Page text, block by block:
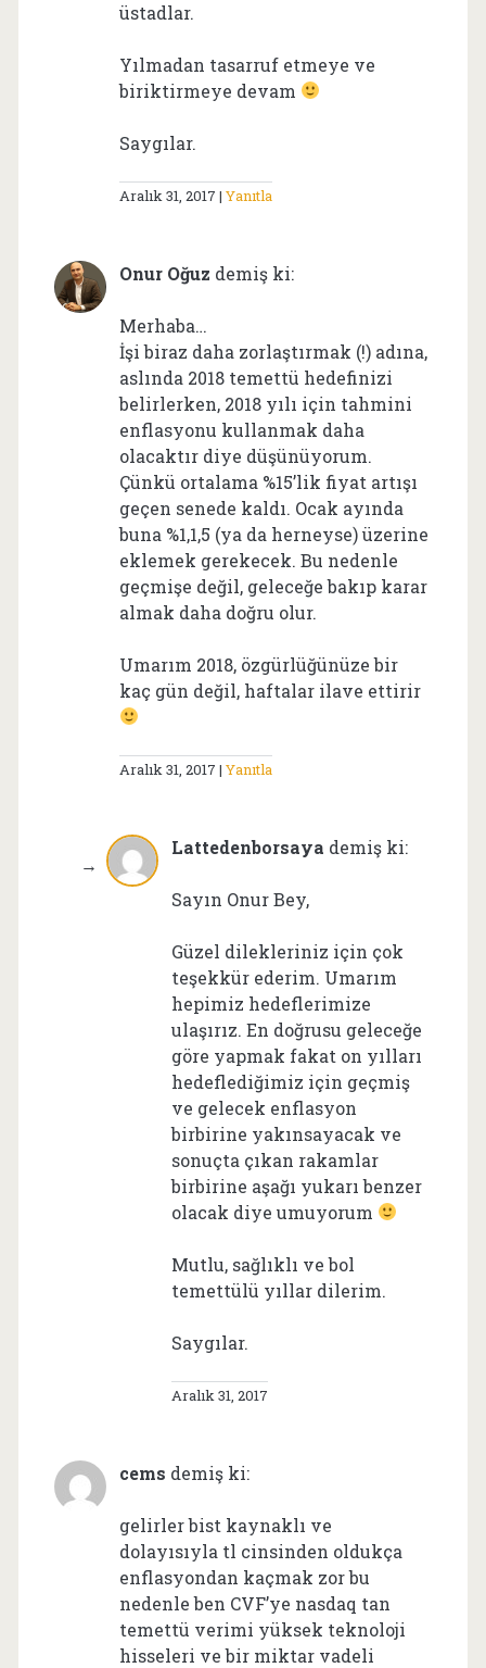
üstadlar.
Yılmadan tasarruf etmeye ve
biriktirmeye devam
Saygılar.
Aralık 31, 2017 Yanıtla
Onur Oğuz demiş ki:
Merhaba…
İşi biraz daha zorlaştırmak (!) adına,
aslında 2018 temettü hedefinizi
belirlerken, 2018 yılı için tahmini
enflasyonu kullanmak daha
olacaktır diye düşünüyorum.
Çünkü ortalama %15’lik fiyat artışı
geçen senede kaldı. Ocak ayında
buna %1,1,5 (ya da herneyse) üzerine
eklemek gerekecek. Bu nedenle
geçmişe değil, geleceğe bakıp karar
almak daha doğru olur.
Umarım 2018, özgürlüğünüze bir
kaç gün değil, haftalar ilave ettirir
Aralık 31, 2017 Yanıtla
Lattedenborsaya demiş ki:
Sayın Onur Bey,
Güzel dilekleriniz için çok
teşekkür ederim. Umarım
hepimiz hedeflerimize
ulaşırız. En doğrusu geleceğe
göre yapmak fakat on yılları
hedeflediğimiz için geçmiş
ve gelecek enflasyon
birbirine yakınsayacak ve
sonuçta çıkan rakamlar
birbirine aşağı yukarı benzer
olacak diye umuyorum
Mutlu, sağlıklı ve bol
temettülü yıllar dilerim.
Saygılar.
Aralık 31, 2017
cems demiş ki:
gelirler bist kaynaklı ve
dolayısıyla tl cinsinden oldukça
enflasyondan kaçmak zor bu
nedenle ben CVF’ye nasdaq tan
temettü verimi yüksek teknoloji
hisseleri ve bir miktar vadeli